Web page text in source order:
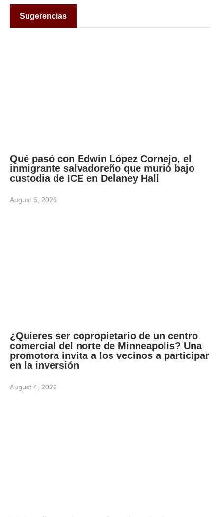
Sugerencias
Qué pasó con Edwin López Cornejo, el
inmigrante salvadoreño que murió bajo
custodia de ICE en Delaney Hall
August 6, 2026
¿Quieres ser copropietario de un centro
comercial del norte de Minneapolis? Una
promotora invita a los vecinos a participar
en la inversión
August 4, 2026